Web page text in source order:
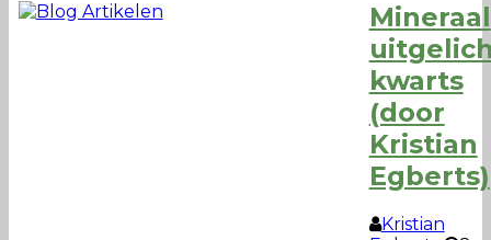
Mineraal
kwarts
(door
Kristian
Egberts)
Kristian